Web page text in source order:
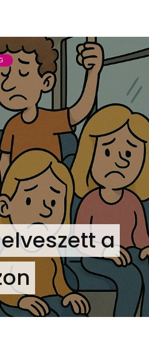
a